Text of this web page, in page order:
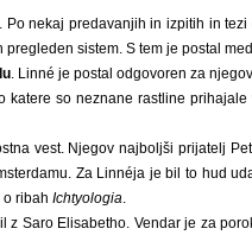
nekaj predavanjih in izpitih in
sistem. S tem je postal
. Linné je postal odgovoren za
so neznane rastline
vest. Njegov najboljši prijatelj
Za Linnéja je bil to hud
ribah Ichtyologia.
z Saro Elisabetho. Vendar je za